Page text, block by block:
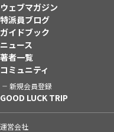
ウェブマガジン
特派員ブログ
ガイドブック
ニュース
著者一覧
コミュニティ
新規会員登録
GOOD LUCK TRIP
運営会社